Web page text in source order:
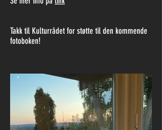
Takk til Kulturrådet for støtte til den kommende
fotoboken!